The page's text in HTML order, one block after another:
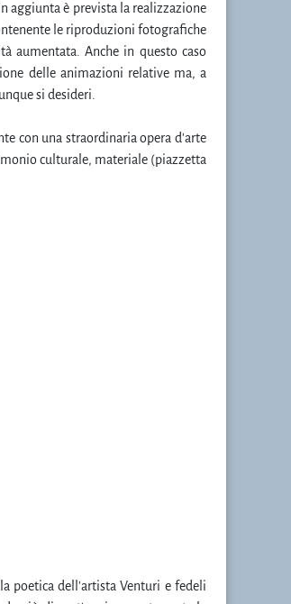
aggiunta è prevista la realizzazione
le riproduzioni fotografiche
aumentata. Anche in questo caso
delle animazioni relative ma, a
si desideri.
con una straordinaria opera d'arte
culturale, materiale (piazzetta
poetica dell'artista Venturi e fedeli